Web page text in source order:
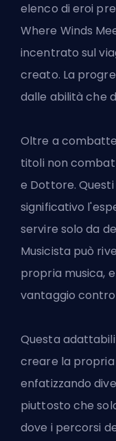
elenco di eroi
Where Winds
incentrato sul
creato. La
dalle abilità che
Oltre a
titoli non
e Dottore.
significativo
servire solo da
Musicista può
propria musica,
vantaggio contro
Questa
creare la propria
enfatizzando
piuttosto che
dove i percorsi